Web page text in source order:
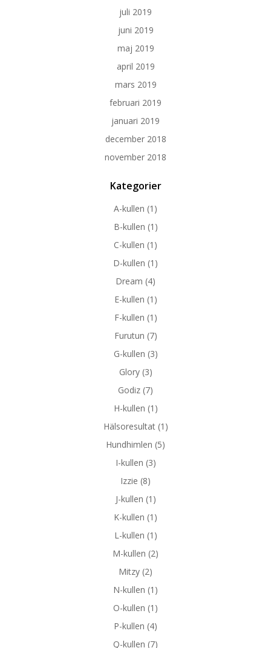
juli 2019
juni 2019
maj 2019
april 2019
mars 2019
februari 2019
januari 2019
december 2018
november 2018
Kategorier
A-kullen (1)
B-kullen (1)
C-kullen (1)
D-kullen (1)
Dream (4)
E-kullen (1)
F-kullen (1)
Furutun (7)
G-kullen (3)
Glory(3)
Godiz (7)
H-kullen (1)
Hälsoresultat(1)
Hundhimlen (5)
I-kullen (3)
Izzie (8)
J-kullen (1)
K-kullen (1)
L-kullen (1)
M-kullen (2)
Mitzy (2)
N-kullen (1)
O-kullen (1)
P-kullen (4)
Q-kullen (7)